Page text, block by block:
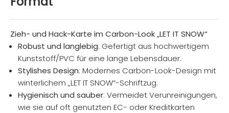
Zieh- und Hack-Karte im Carbon-Look „LET IT SNOW“
Robust und langlebig: Gefertigt aus hochwertigem
Kunststoff/PVC für eine lange Lebensdauer.
Stylishes Design: Modernes Carbon-Look-Design mit
winterlichem „LET IT SNOW“-Schriftzug.
Hygienisch und sauber: Vermeidet Verunreinigungen,
wie sie auf oft genutzten EC- oder Kreditkarten